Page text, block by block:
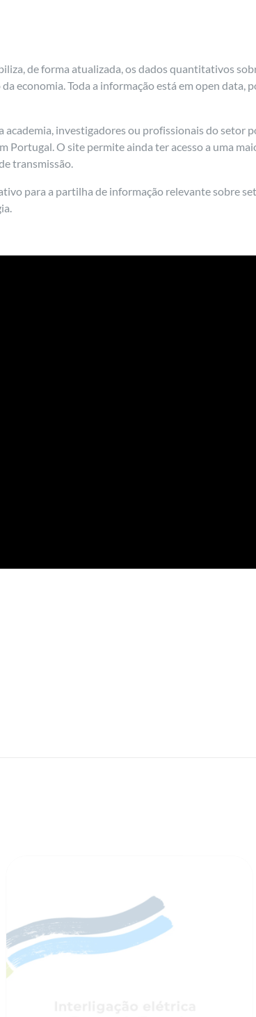
de forma atualizada, os dados quantitativos
economia. Toda a informação está em open data,
investigadores ou profissionais do setor
Portugal. O site permite ainda ter acesso a uma
transmissão.
para a partilha de informação relevante sobre